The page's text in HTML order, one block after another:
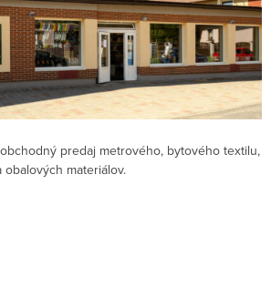
predaj metrového, bytového textilu,
materiálov.